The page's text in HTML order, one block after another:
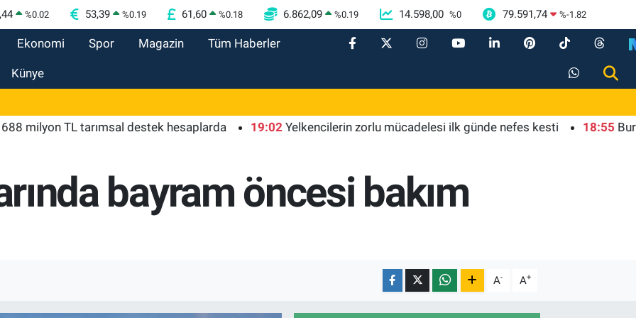
%0.02 53,39 %0.19 61,60 %0.18 6.862,09 %0.19 14.598,00 %0 79.591,74 %-1.82
Ekonomi Spor Magazin Tüm Haberler
Künye
TL tarımsal destek hesaplarda 19:02 Yelkencilerin zorlu mücadelesi ilk günde nefes kesti 18:55 Bursa'da
bayram öncesi bakım
A- A+